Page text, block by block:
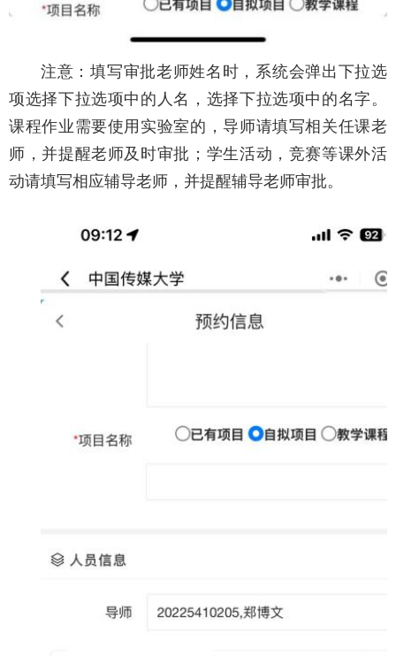
注意：填写审批老师姓名时，系统会弹出下拉选
项选择下拉选项中的人名，选择下拉选项中的名字。
课程作业需要使用实验室的，导师请填写相关任课老
师，并提醒老师及时审批；学生活动，竞赛等课外活
动请填写相应辅导老师，并提醒辅导老师审批。